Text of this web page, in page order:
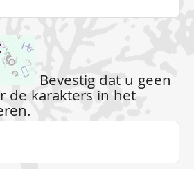
Bevestig dat u geen
de karakters in het